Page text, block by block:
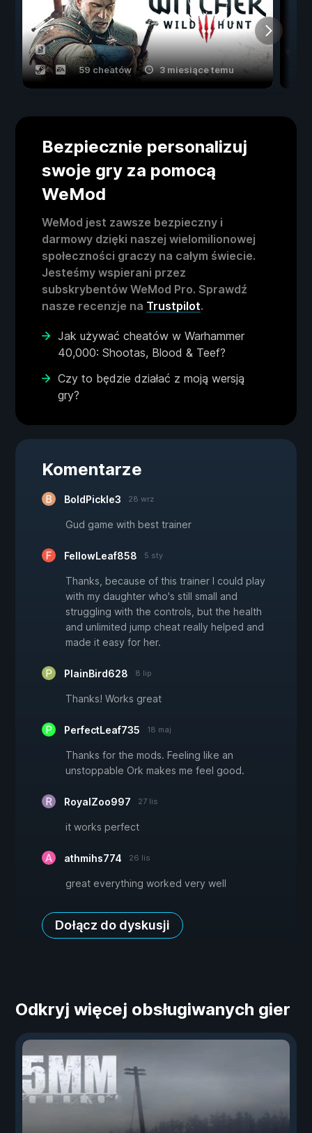
59 cheatów 3 miesiące temu
Bezpiecznie personalizuj
swoje gry za pomocą
WeMod
WeMod jest zawsze bezpieczny i
darmowy dzięki naszej wielomilionowej
społeczności graczy na całym świecie.
Jesteśmy wspierani przez
subskrybentów WeMod Pro. Sprawdź
nasze recenzje na Trustpilot.
Jak używać cheatów w Warhammer
40,000: Shootas, Blood & Teef?
Czy to będzie działać z moją wersją
gry?
Komentarze
BoldPickle3 28 wrz
Gud game with best trainer
FellowLeaf858 5 sty
Thanks, because of this trainer I could play
with my daughter who's still small and
struggling with the controls, but the health
and unlimited jump cheat really helped and
made it easy for her.
PlainBird628 8 lip
Thanks! Works great
PerfectLeaf735 18 maj
Thanks for the mods. Feeling like an
unstoppable Ork makes me feel good.
RoyalZoo997 27 lis
it works perfect
athmihs774 26 lis
great everything worked very well
Dołącz do dyskusji
Odkryj więcej obsługiwanych gier